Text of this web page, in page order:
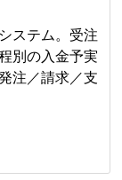
ステム。受注
別の入金予実
注／請求／支